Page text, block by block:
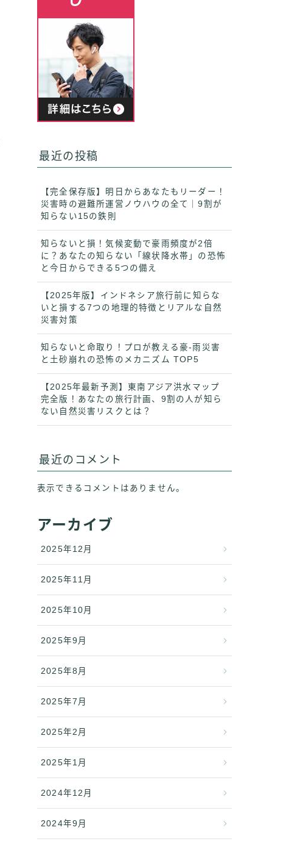
最近の投稿
【完全保存版】明日からあなたもリーダー！
災害時の避難所運営ノウハウの全て｜9割が
知らない15の鉄則
知らないと損！気候変動で豪雨頻度が2倍
に？あなたの知らない「線状降水帯」の恐怖
と今日からできる5つの備え
【2025年版】インドネシア旅行前に知らな
いと損する7つの地理的特徴とリアルな自然
災害対策
知らないと命取り！プロが教える豪-雨災害
と土砂崩れの恐怖のメカニズム TOP5
【2025年最新予測】東南アジア洪水マップ
完全版！あなたの旅行計画、9割の人が知ら
ない自然災害リスクとは？
最近のコメント
表示できるコメントはありません。
アーカイブ
2025年12月
2025年11月
2025年10月
2025年9月
2025年8月
2025年7月
2025年2月
2025年1月
2024年12月
2024年9月